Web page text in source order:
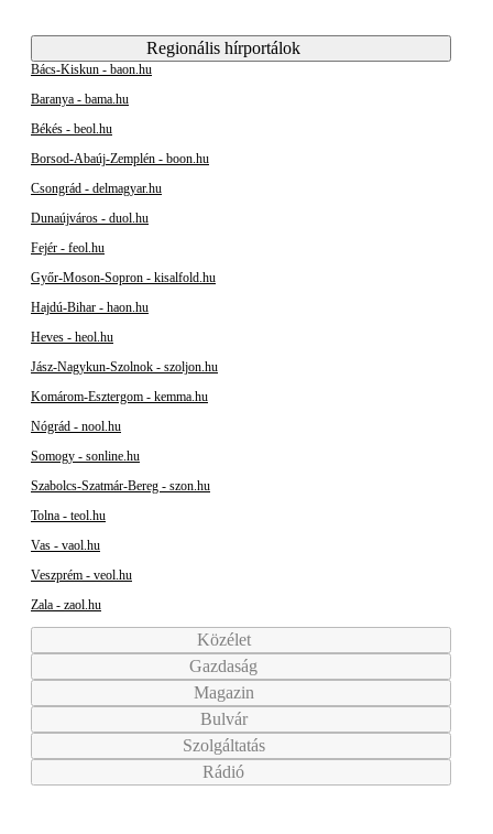
Regionális hírportálok
Bács-Kiskun - baon.hu
Baranya - bama.hu
Békés - beol.hu
Borsod-Abaúj-Zemplén - boon.hu
Csongrád - delmagyar.hu
Dunaújváros - duol.hu
Fejér - feol.hu
Győr-Moson-Sopron - kisalfold.hu
Hajdú-Bihar - haon.hu
Heves - heol.hu
Jász-Nagykun-Szolnok - szoljon.hu
Komárom-Esztergom - kemma.hu
Nógrád - nool.hu
Somogy - sonline.hu
Szabolcs-Szatmár-Bereg - szon.hu
Tolna - teol.hu
Vas - vaol.hu
Veszprém - veol.hu
Zala - zaol.hu
Közélet
Gazdaság
Magazin
Bulvár
Szolgáltatás
Rádió